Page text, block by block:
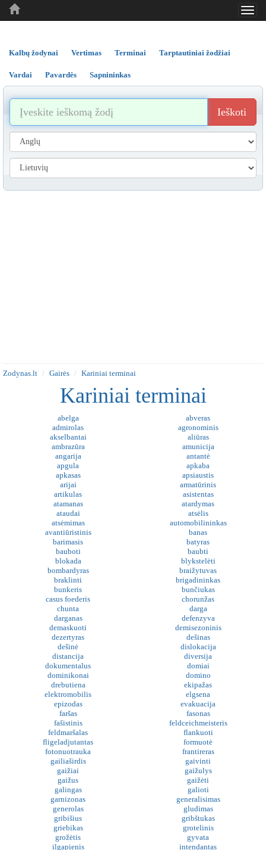
..
..
Kalbų žodynai Vertimas Terminai Tarptautiniai žodžiai
Vardai Pavardės Sapnininkas
Ieškoti
Zodynas.lt Gairės Kariniai terminai
Kariniai terminai
abelga
abveras
admirolas
agronominis
akselbantai
aliūras
ambrazūra
amunicija
angarija
antantė
apgula
apkaba
apkasas
apsiaustis
arijai
armatūrinis
artikulas
asistentas
atamanas
atardymas
ataudai
atsėlis
atsėmimas
automobilininkas
avantiūristinis
banas
barimasis
batyras
bauboti
baubti
blokada
blykstelėti
bombardyras
braižytuvas
braklinti
brigadininkas
bunkeris
bunčiukas
casus foederis
chorunžas
chunta
darga
darganas
defenzyva
demaskuoti
demisezoninis
dezertyras
dešinas
dešinė
dislokacija
distancija
diversija
dokumentalus
domiai
dominikonai
domino
drebutiena
ekipažas
elektromobilis
elgsena
epizodas
evakuacija
faršas
fasonas
fašistinis
feldceichmeisteris
feldmaršalas
flankuoti
fligeladjutantas
formuotė
fotonuotrauka
frantireras
gailiaširdis
gaivinti
gaižiai
gaižulys
gaižus
gaižėti
galingas
galioti
garnizonas
generalisimas
generolas
gludimas
gribišius
gribštukas
griebikas
grotelinis
grožėtis
gyvata
ilgapienis
intendantas